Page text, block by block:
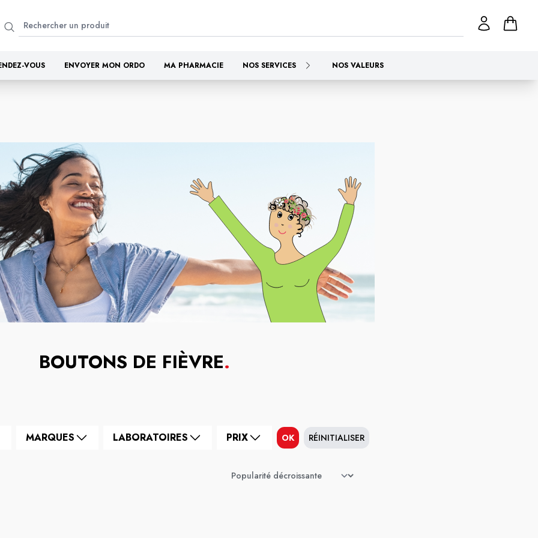
VOUS ENVOYER MON ORDO MA PHARMACIE NOS SERVICES NOS VALEURS
BOUTONS DE FIÈVRE.
MARQUES LABORATOIRES PRIX OK RÉINITIALISER